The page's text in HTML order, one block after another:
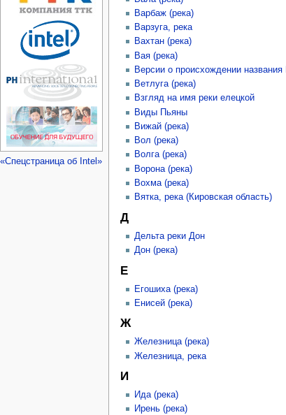
Варбаж (река)
Варзуга, река
Вахтан (река)
Вая (река)
Версии о происхождении
Ветлуга (река)
Взгляд на имя реки елецкой
Виды Пьяны
Вижай (река)
Вол (река)
Волга (река)
Ворона (река)
Вохма (река)
Вятка, река (Кировская область)
Д
Дельта реки Дон
Дон (река)
Е
Егошиха (река)
Енисей (река)
Ж
Железница (река)
Железница, река
И
Ида (река)
Ирень (река)
«Спецстраница об Intel»